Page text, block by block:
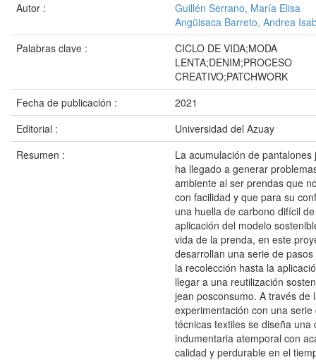
Autor :
Guillén Serrano, María Elisa
Angüisaca Barreto, Andrea
Palabras clave :
CICLO DE VIDA;MODA
LENTA;DENIM;PROCESO
CREATIVO;PATCHWORK
Fecha de publicación :
2021
Editorial :
Universidad del Azuay
Resumen :
La acumulación de pantalones
ha llegado a generar
ambiente al ser prendas que
con facilidad y que para su
una huella de carbono difícil
aplicación del modelo
vida de la prenda, en este
desarrollan una serie de
la recolección hasta la
llegar a una reutilización
jean posconsumo. A través de
experimentación con una
técnicas textiles se diseña una
indumentaria atemporal con
calidad y perdurable en el